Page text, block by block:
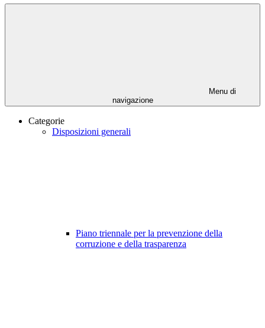
Menu di
navigazione
Categorie
Disposizioni generali
Piano triennale per la prevenzione della
corruzione e della trasparenza